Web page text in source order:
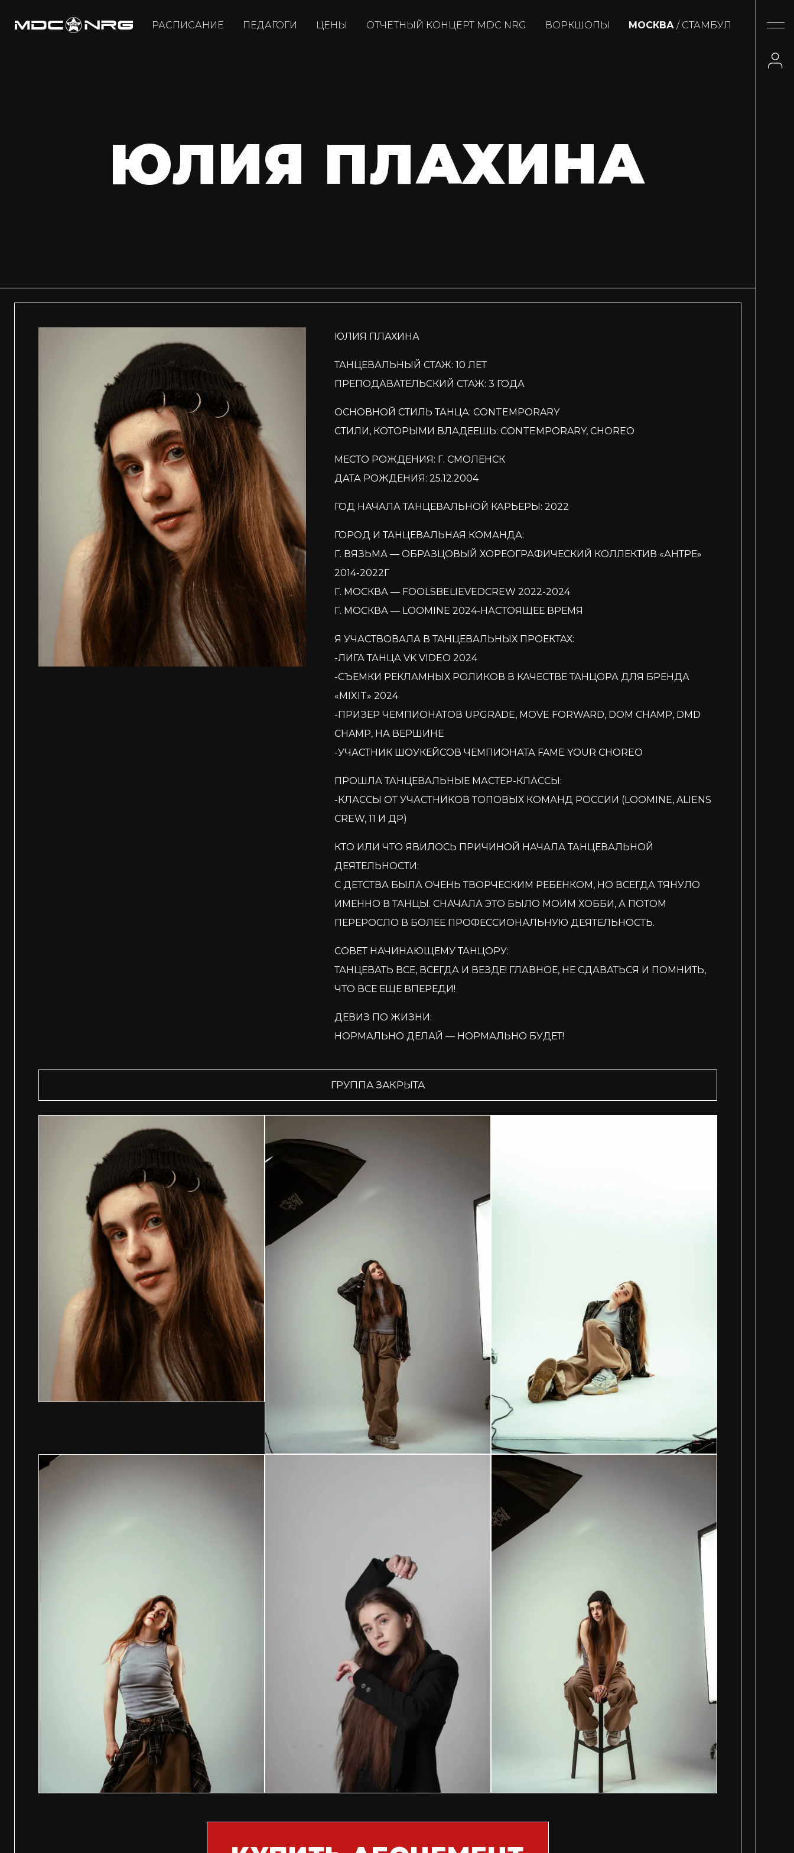
РАСПИСАНИЕ ПЕДАГОГИ ЦЕНЫ ОТЧЕТНЫЙ КОНЦЕРТ MDC NRG ВОРКШОПЫ МОСКВА / СТАМБУЛ
ЮЛИЯ ПЛАХИНА
ЮЛИЯ ПЛАХИНА
ТАНЦЕВАЛЬНЫЙ СТАЖ: 10 ЛЕТ
ПРЕПОДАВАТЕЛЬСКИЙ СТАЖ: 3 ГОДА
ОСНОВНОЙ СТИЛЬ ТАНЦА: CONTEMPORARY
СТИЛИ, КОТОРЫМИ ВЛАДЕЕШЬ: CONTEMPORARY, CHOREO
МЕСТО РОЖДЕНИЯ: Г. СМОЛЕНСК
ДАТА РОЖДЕНИЯ: 25.12.2004
ГОД НАЧАЛА ТАНЦЕВАЛЬНОЙ КАРЬЕРЫ: 2022
ГОРОД И ТАНЦЕВАЛЬНАЯ КОМАНДА:
Г. ВЯЗЬМА — ОБРАЗЦОВЫЙ ХОРЕОГРАФИЧЕСКИЙ КОЛЛЕКТИВ «АНТРЕ»
2014-2022Г
Г. МОСКВА — FOOLSBELIEVEDCREW 2022-2024
Г. МОСКВА — LOOMINE 2024-НАСТОЯЩЕЕ ВРЕМЯ
Я УЧАСТВОВАЛА В ТАНЦЕВАЛЬНЫХ ПРОЕКТАХ:
-ЛИГА ТАНЦА VK VIDEO 2024
-СЪЕМКИ РЕКЛАМНЫХ РОЛИКОВ В КАЧЕСТВЕ ТАНЦОРА ДЛЯ БРЕНДА
«MIXIT» 2024
-ПРИЗЕР ЧЕМПИОНАТОВ UPGRADE, MOVE FORWARD, DOM CHAMP, DMD
CHAMP, НА ВЕРШИНЕ
-УЧАСТНИК ШОУКЕЙСОВ ЧЕМПИОНАТА FAME YOUR CHOREO
ПРОШЛА ТАНЦЕВАЛЬНЫЕ МАСТЕР-КЛАССЫ:
-КЛАССЫ ОТ УЧАСТНИКОВ ТОПОВЫХ КОМАНД РОССИИ (LOOMINE, ALIENS
CREW, 11 И ДР)
КТО ИЛИ ЧТО ЯВИЛОСЬ ПРИЧИНОЙ НАЧАЛА ТАНЦЕВАЛЬНОЙ
ДЕЯТЕЛЬНОСТИ:
С ДЕТСТВА БЫЛА ОЧЕНЬ ТВОРЧЕСКИМ РЕБЕНКОМ, НО ВСЕГДА ТЯНУЛО
ИМЕННО В ТАНЦЫ. СНАЧАЛА ЭТО БЫЛО МОИМ ХОББИ, А ПОТОМ
ПЕРЕРОСЛО В БОЛЕЕ ПРОФЕССИОНАЛЬНУЮ ДЕЯТЕЛЬНОСТЬ.
СОВЕТ НАЧИНАЮЩЕМУ ТАНЦОРУ:
ТАНЦЕВАТЬ ВСЕ, ВСЕГДА И ВЕЗДЕ! ГЛАВНОЕ, НЕ СДАВАТЬСЯ И ПОМНИТЬ,
ЧТО ВСЕ ЕЩЕ ВПЕРЕДИ!
ДЕВИЗ ПО ЖИЗНИ:
НОРМАЛЬНО ДЕЛАЙ — НОРМАЛЬНО БУДЕТ!
ГРУППА ЗАКРЫТА